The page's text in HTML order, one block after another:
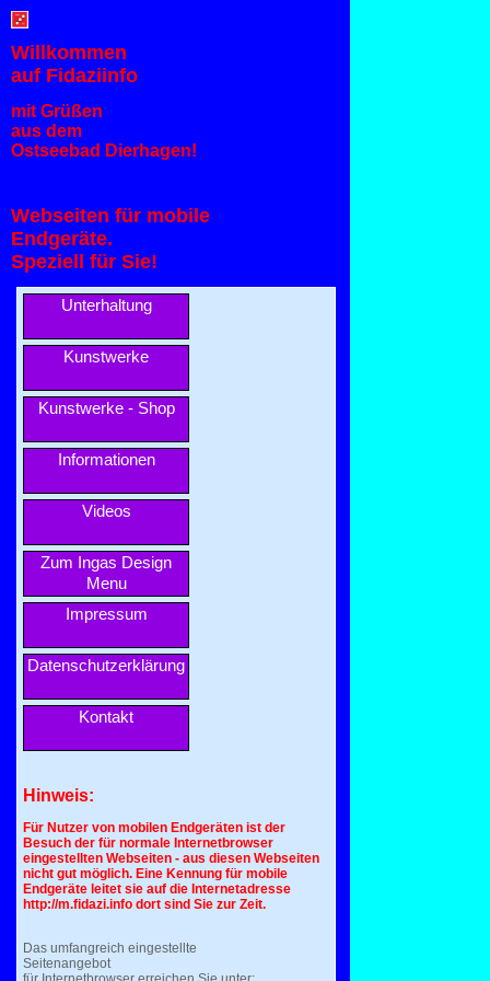
Willkommen
auf Fidaziinfo
mit Grüßen
aus dem
Ostseebad Dierhagen!
Webseiten für mobile
Endgeräte.
Speziell für Sie!
Unterhaltung
Kunstwerke
Kunstwerke - Shop
Informationen
Videos
Zum Ingas Design
Menu
Impressum
Datenschutzerklärung
Kontakt
Hinweis:
Für Nutzer von mobilen Endgeräten ist der
Besuch der für normale Internetbrowser
eingestellten Webseiten - aus diesen Webseiten
nicht gut möglich. Eine Kennung für mobile
Endgeräte leitet sie auf die Internetadresse
http://m.fidazi.info dort sind Sie zur Zeit.
Das umfangreich eingestellte
Seitenangebot